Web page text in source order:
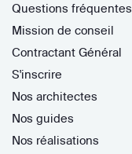
Questions fréquentes
Mission de conseil
Contractant Général
S'inscrire
Nos architectes
Nos guides
Nos réalisations